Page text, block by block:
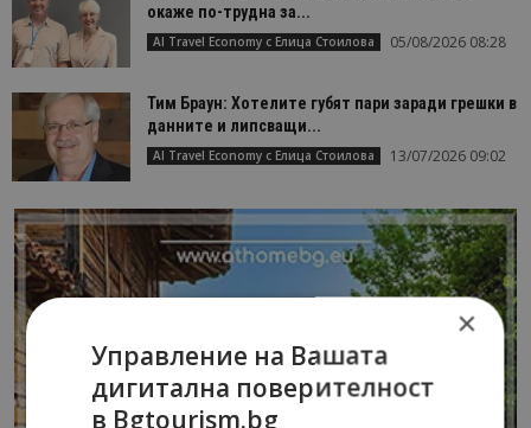
окаже по-трудна за...
AI Travel Economy с Елица Стоилова 05/08/2026 08:28
Тим Браун: Хотелите губят пари заради грешки в
данните и липсващи...
AI Travel Economy с Елица Стоилова 13/07/2026 09:02
×
Управление на Вашата
дигитална поверителност
в Bgtourism.bg